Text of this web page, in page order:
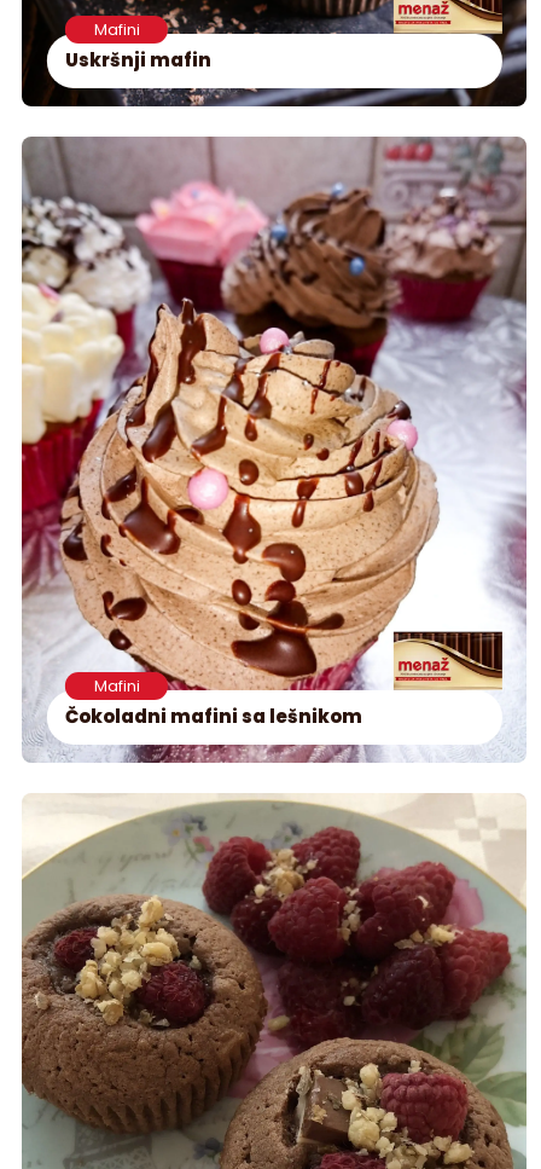
Uskršnji mafin
Mafini
Čokoladni mafini sa lešnikom
Mafini